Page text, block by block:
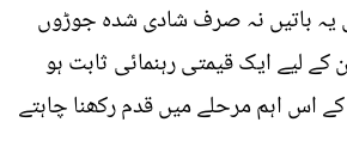
یہ باتیں نہ صرف شادی شدہ جوڑوں
کے لیے ایک قیمتی رہنمائی ثابت ہو
اس اہم مرحلے میں قدم رکھنا چاہتے